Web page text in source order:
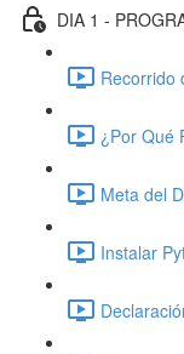
DIA 1 -
Recorrido
¿Por Qué
Meta del
Instalar